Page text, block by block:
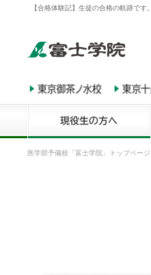
【合格体験記】生徒の合格の軌跡です。
医学部予備校「富士学院」トップページ